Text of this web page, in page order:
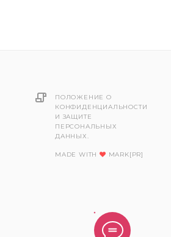
ПОЛОЖЕНИЕ О
КОНФИДЕНЦИАЛЬНОСТИ
И ЗАЩИТЕ
ПЕРСОНАЛЬНЫХ
ДАННЫХ.
MADE WITH MARK[PR]